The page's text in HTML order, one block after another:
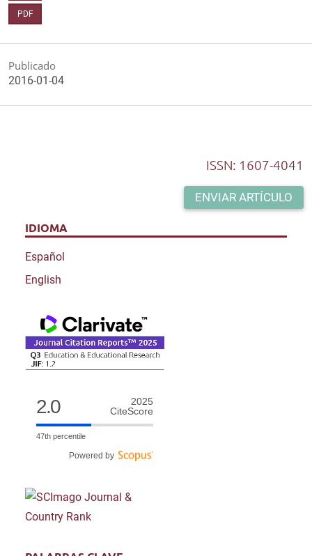
PDF
Publicado
2016-01-04
ISSN: 1607-4041
ENVIAR ARTÍCULO
IDIOMA
Español
English
2.0
2025
CiteScore
47th percentile
Powered by